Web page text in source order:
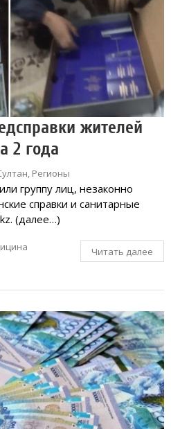
жителей
2 года
, Регионы
группу лиц, незаконно
справки и санитарные
(далее…)
Читать далее